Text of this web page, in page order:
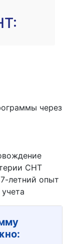
через
СНТ
летний опыт